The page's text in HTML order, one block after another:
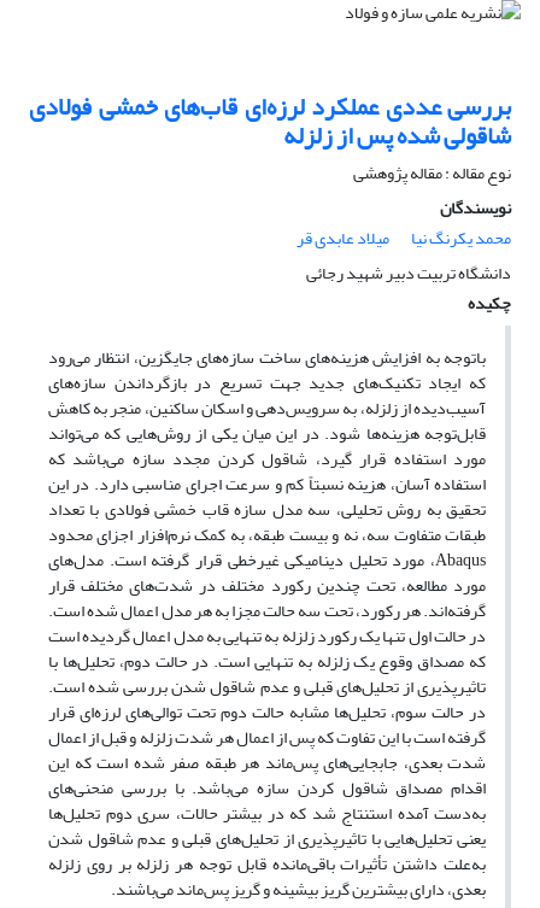
بررسی ‎عددی‎ ‎عملکرد لرزه‌ای قاب‌های خمشی فولادی
شاقولی‌ شده پس از زلزله
نوع مقاله : مقاله پژوهشی
نویسندگان
محمد یکرنگ نیا
میلاد عابدی قر
دانشگاه تربیت دبیر شهید رجائی
چکیده
باتوجه ‌به افزایش هزینه‌های ساخت سازه‌های جایگزین، ‏انتظار می‌رود
که ایجاد تکنیک‌های جدید جهت تسریع در بازگرداندن سازه‌های
آسیب‌دیده از زلزله، به ‏سرویس‌دهی و اسکان ساکنین، منجر به کاهش
قابل‌توجه هزینه‌ها شود. در این میان یکی از روش‌هایی که ‏می‌تواند
مورد استفاده قرار گیرد، شاقول کردن مجدد سازه می‌باشد که
استفاده آسان، هزینه ‏نسبتاً کم و سرعت اجرای مناسبی دارد. در این
تحقیق به روش تحلیلی، سه مدل سازه قاب خمشی فولادی با تعداد
‏طبقات متفاوت سه، نه و بیست طبقه، به کمک نرم‌افزار اجزای محدود
Abaqus، مورد تحلیل دینامیکی غیرخطی قرار گرفته است. ‏مدل‌های
مورد مطالعه، تحت چندین رکورد مختلف در شدت‌های مختلف قرار
گرفته‌اند. هر رکورد، تحت سه حالت مجزا به هر مدل اعمال شده است.
در حالت اول تنها یک ‏رکورد زلزله به تنهایی به مدل اعمال گردیده است
که مصداق وقوع یک زلزله به تنهایی است. در حالت دوم، ‏تحلیل‌ها با
تاثیرپذیری از تحلیل‌های قبلی و عدم شاقول شدن بررسی شده است.
در حالت سوم، تحلیل‌ها مشابه حالت ‏دوم تحت توالی‌های لرزه‌ای قرار
گرفته است با این تفاوت که پس از اعمال هر شدت زلزله و قبل از ‏اعمال
شدت بعدی، جابجایی‌های پس‌ماند هر طبقه صفر شده است که این
اقدام مصداق شاقول کردن ‏سازه می‌باشد. با بررسی منحنی‌های
به‌دست آمده استنتاج شد که در بیشتر حالات، سری دوم تحلیل‌ها
یعنی ‏تحلیل‌هایی با تاثیرپذیری از تحلیل‌های قبلی و عدم شاقول شدن
به‌علت داشتن تأثیرات باقی‌مانده قابل ‏توجه هر زلزله بر روی زلزله
بعدی، دارای بیشترین گریز بیشینه و گریز پس‌ماند می‌باشند.